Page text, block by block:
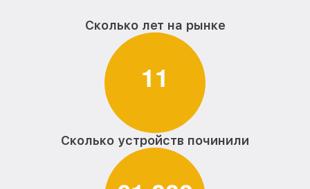
Сколько лет на рынке
11
Сколько устройств починили